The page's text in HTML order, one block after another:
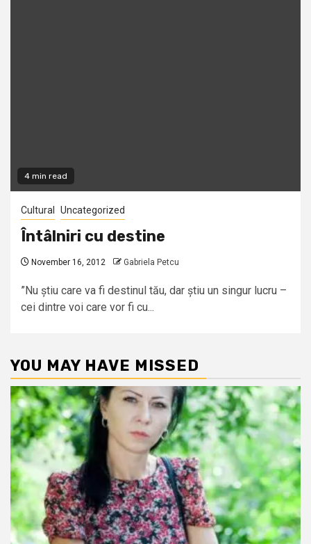
4 min read
Cultural Uncategorized
Întâlniri cu destine
November 16, 2012 Gabriela Petcu
”Nu știu care va fi destinul tău, dar știu un singur lucru –
cei dintre voi care vor fi cu...
YOU MAY HAVE MISSED